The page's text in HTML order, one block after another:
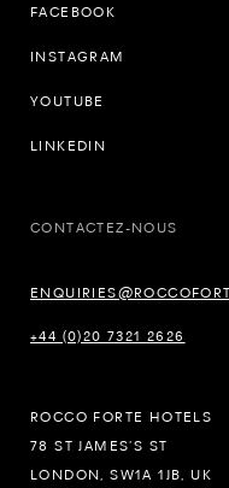
FACEBOOK
INSTAGRAM
YOUTUBE
LINKEDIN
CONTACTEZ-NOUS
+44 (0)20 7321 2626
ROCCO FORTE HOTELS
78 ST JAMES’S ST
LONDON, SW1A 1JB, UK